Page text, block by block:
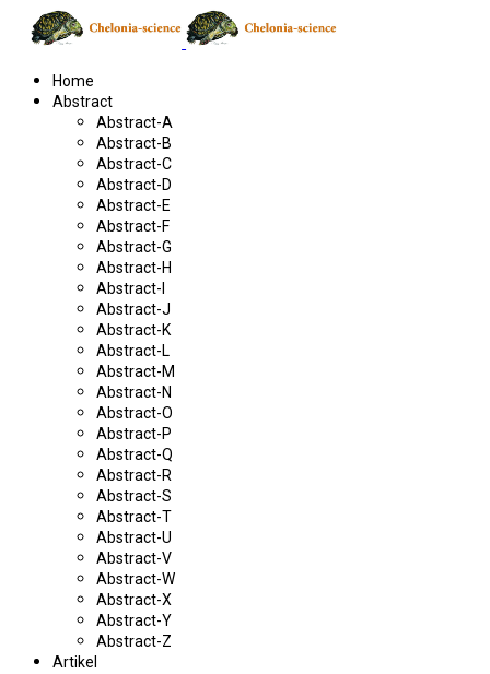
Home
Abstract
Abstract-A
Abstract-B
Abstract-C
Abstract-D
Abstract-E
Abstract-F
Abstract-G
Abstract-H
Abstract-I
Abstract-J
Abstract-K
Abstract-L
Abstract-M
Abstract-N
Abstract-O
Abstract-P
Abstract-Q
Abstract-R
Abstract-S
Abstract-T
Abstract-U
Abstract-V
Abstract-W
Abstract-X
Abstract-Y
Abstract-Z
Artikel